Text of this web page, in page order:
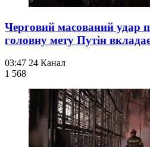
Черговий масований удар
головну мету Путін
03:47 24 Канал
1 568